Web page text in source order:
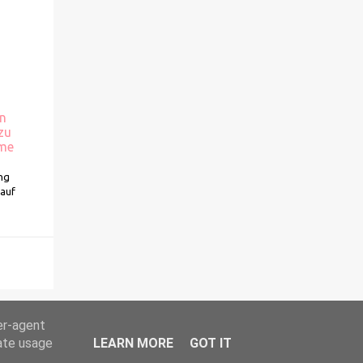
agent
usage
LEARN MORE GOT IT